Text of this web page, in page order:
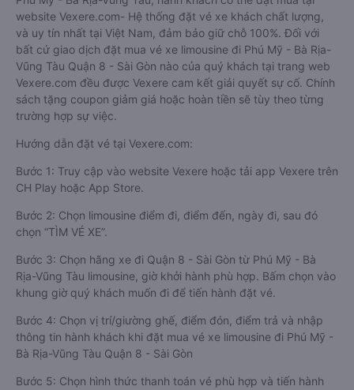
website Vexere.com- Hệ thống đặt vé xe khách chất lượng,
và uy tín nhất tại Việt Nam, đảm bảo giữ chỗ 100%. Đối với
bất cứ giao dịch đặt mua vé xe limousine đi Phú Mỹ - Bà Rịa-
Vũng Tàu Quận 8 - Sài Gòn nào của quý khách tại trang web
Vexere.com đều được Vexere cam kết giải quyết sự cố. Chính
sách tặng coupon giảm giá hoặc hoàn tiền sẽ tùy theo từng
trường hợp sự việc.
Hướng dẫn đặt vé tại Vexere.com:
Bước 1: Truy cập vào website Vexere hoặc tải app Vexere trên
CH Play hoặc App Store.
Bước 2: Chọn limousine điểm đi, điểm đến, ngày đi, sau đó
chọn “TÌM VÉ XE”.
Bước 3: Chọn hãng xe đi Quận 8 - Sài Gòn từ Phú Mỹ - Bà
Rịa-Vũng Tàu limousine, giờ khởi hành phù hợp. Bấm chọn vào
khung giờ quý khách muốn đi để tiến hành đặt vé.
Bước 4: Chọn vị trí/giường ghế, điểm đón, điểm trả và nhập
thông tin hành khách khi đặt mua vé xe limousine đi Phú Mỹ -
Bà Rịa-Vũng Tàu Quận 8 - Sài Gòn
Bước 5: Chọn hình thức thanh toán vé phù hợp và tiến hành